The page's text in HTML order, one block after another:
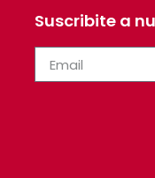
Suscribite a